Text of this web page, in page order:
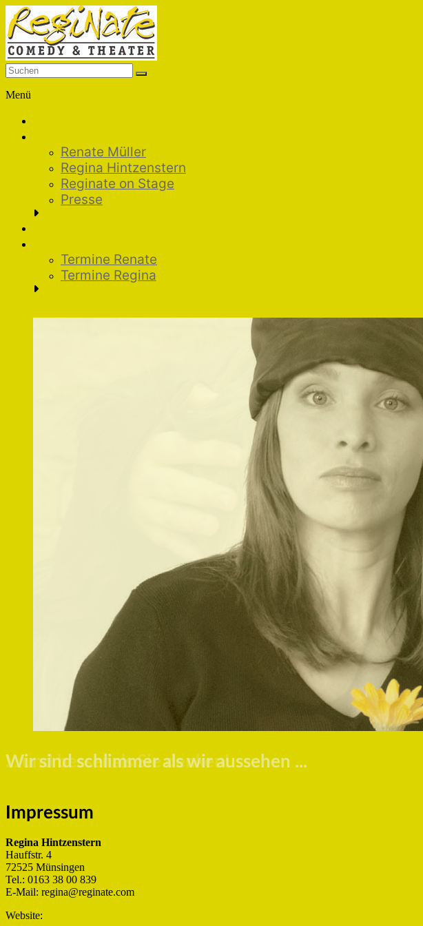
Skip
to
content
Theater
Menü
Renate Müller
Regina Hintzenstern
Reginate on Stage
Presse
Termine Renate
Termine Regina
... und besser als Sie denken!
Impressum
Regina Hintzenstern
Hauffstr. 4
72525 Münsingen
Tel.: 0163 38 00 839
E-Mail: regina@reginate.com
Website: